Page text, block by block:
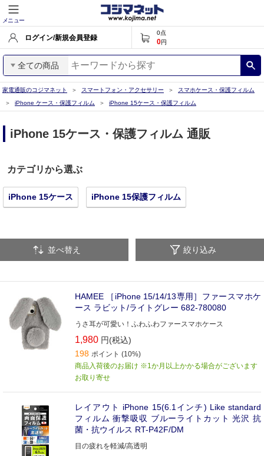
メニュー
ログイン/新規会員登録
0点
0円
全ての商品
家電通販のコジマネット スマートフォン・アクセサリー
スマホケース・保護フィルム
iPhone ケース・保護フィルム
iPhone 15ケース・保護フィルム
iPhone 15ケース・保護フィルム 通販
カテゴリから選ぶ
iPhone 15ケース iPhone 15保護フィルム
並べ替え 絞り込み
HAMEE ［iPhone 15/14/13専用］ファースマホケ
ース ラビット/ライトグレー 682-780080
うさ耳が可愛い！ふわふわファースマホケース
1,980 円(税込)
198 ポイント (10%)
商品入荷後のお届け ※1か月以上かかる場合がございます
お取り寄せ
レイアウト iPhone 15(6.1インチ) Like standard
フィルム 衝撃吸収 ブルーライトカット 光沢 抗
菌・抗ウイルス RT-P42F/DM
目の疲れを軽減/高透明